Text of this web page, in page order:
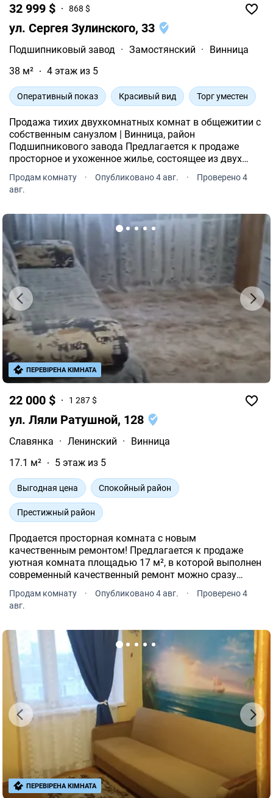
32 999 $ 868 $
ул. Сергея Зулинского, 33
Подшипниковый завод · Замостянский ·
Винница
38 м²
4 этаж из 5
Оперативный показ Красивый вид Торг уместен
Продажа тихих двухкомнатных комнат в общежитии с
собственным санузлом | Винница, район
Подшипникового завода Предлагается к продаже
просторное и ухоженное жилье, состоящее из двух
собственного проживания, так и для инвестиции под
аренду.
Продам комнату · Опубликовано 4 авг. ·
Проверено 4
авг.
22 000 $ 1 287 $
ул. Ляли Ратушной, 128
Славянка · Ленинский ·
Винница
17.1 м²
5 этаж из 5
Выгодная цена Спокойный район
Престижный район
Продается просторная комната с новым
качественным ремонтом! Предлагается к продаже
уютная комната площадью 17 м², в которой выполнен
современный качественный ремонт можно сразу
Продам комнату · Опубликовано 4 авг. ·
Проверено 4
авг.
ПЕРЕВІРЕНА КІМНАТА
ПЕРЕВІРЕНА КІМНАТА